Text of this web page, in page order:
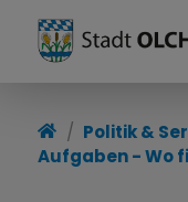
Politik &
Aufgaben - Wo